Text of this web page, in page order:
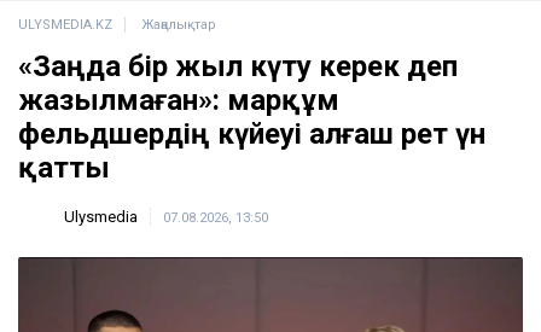
ULYSMEDIA.KZ Жаңалықтар
«Заңда бір жыл күту керек деп
жазылмаған»: марқұм
фельдшердің күйеуі алғаш рет үн
қатты
Ulysmedia 07.08.2026, 13:50